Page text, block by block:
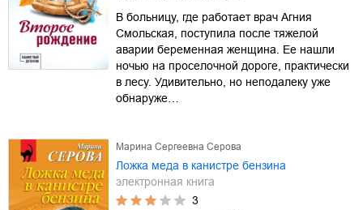
В больницу, где работает врач Агния
Смольская, поступила после тяжелой
аварии беременная женщина. Ее нашли
ночью на проселочной дороге, практически
в лесу. Удивительно, но неподалеку уже
обнаруже…
Марина Сергеевна Серова
Ложка меда в канистре бензина
электронная книга
3